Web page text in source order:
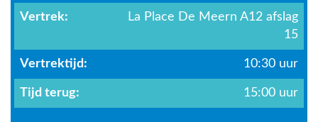
Vertrek:
La Place De Meern A12 afslag
15
Vertrektijd: 10:30 uur
Tijd terug: 15:00 uur